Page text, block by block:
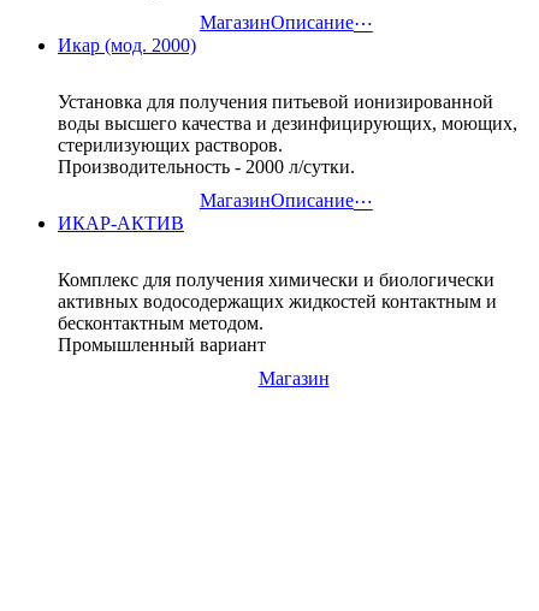
МагазинОписание⋯
Икар (мод. 2000)
Установка для получения питьевой ионизированной
воды высшего качества и дезинфицирующих, моющих,
стерилизующих растворов.
Производительность - 2000 л/сутки.
МагазинОписание⋯
ИКАР-АКТИВ
Комплекс для получения химически и биологически
активных водосодержащих жидкостей контактным и
бесконтактным методом.
Промышленный вариант
Магазин